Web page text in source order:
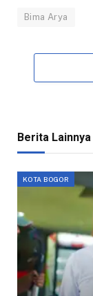
Bima Arya
Berita Lainnya
KOTA BOGOR